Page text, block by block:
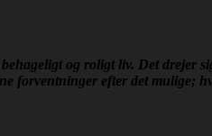
og roligt liv. Det drejer
forventninger efter det mulige;